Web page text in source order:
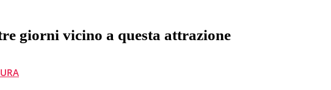
giorni vicino a questa attrazione